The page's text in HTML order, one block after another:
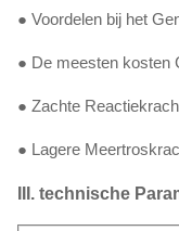
● Voordelen bij het
● De meesten kosten
● Zachte
● Lagere
III. technische